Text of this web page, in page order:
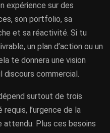
expérience sur des
son portfolio, sa
et sa réactivité. Si tu
un plan d’action ou un
te donnera une vision
discours commercial.
surtout de trois
l’urgence de la
attendu. Plus ces besoins